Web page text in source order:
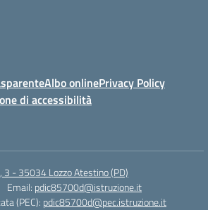
Albo onlinePrivacy Policy
di accessibilità
3 - 35034 Lozzo Atestino (PD)
Email: pdic85700d@istruzione.it
(PEC): pdic85700d@pec.istruzione.it